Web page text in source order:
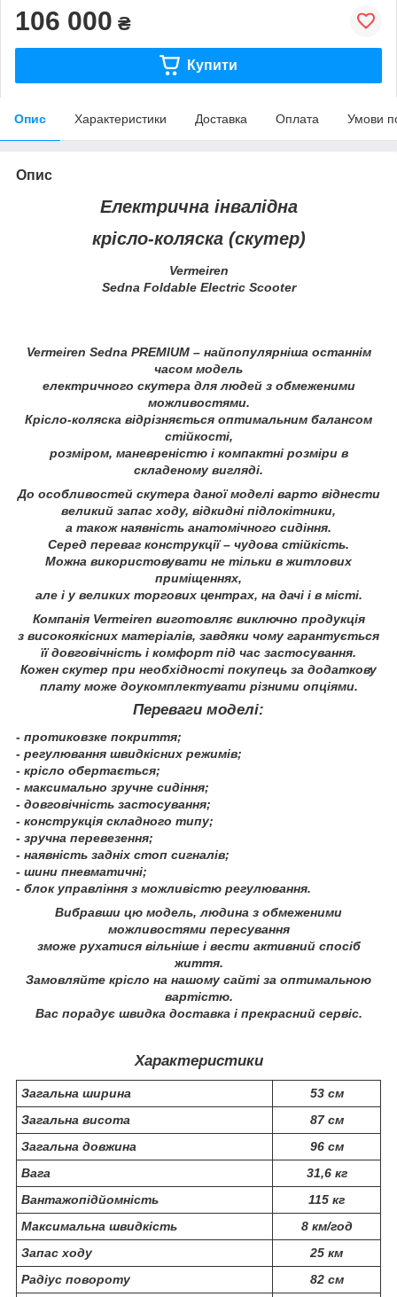
106 000 ₴
Купити
Опис Характеристики Доставка Оплата Умови
Опис
Електрична інвалідна
крісло-коляска (скутер)
Vermeiren
Sedna Foldable Electric Scooter
Vermeiren Sedna PREMIUM – найпопулярніша останнім
часом модель
електричного скутера для людей з обмеженими
можливостями.
Крісло-коляска відрізняється оптимальним балансом
стійкості,
розміром, маневреністю і компактні розміри в
складеному вигляді.
До особливостей скутера даної моделі варто віднести
великий запас ходу, відкидні підлокітники,
а також наявність анатомічного сидіння.
Серед переваг конструкції – чудова стійкість.
Можна використовувати не тільки в житлових
приміщеннях,
але і у великих торгових центрах, на дачі і в місті.
Компанія Vermeiren виготовляє виключно продукція
з високоякісних матеріалів, завдяки чому гарантується
її довговічність і комфорт під час застосування.
Кожен скутер при необхідності покупець за додаткову
плату може доукомплектувати різними опціями.
Переваги моделі:
- протиковзке покриття;
- регулювання швидкісних режимів;
- крісло обертається;
- максимально зручне сидіння;
- довговічність застосування;
- конструкція складного типу;
- зручна перевезення;
- наявність задніх стоп сигналів;
- шини пневматичні;
- блок управління з можливістю регулювання.
Вибравши цю модель, людина з обмеженими
можливостями пересування
зможе рухатися вільніше і вести активний спосіб
життя.
Замовляйте крісло на нашому сайті за оптимальною
вартістю.
Вас порадує швидка доставка і прекрасний сервіс.
Характеристики
Загальна ширина
53 см
Загальна висота
87 см
Загальна довжина
96 см
Вага
31,6 кг
Вантажопідйомність
115 кг
Максимальна швидкість
8 км/год
Запас ходу
25 км
Радіус повороту
82 см